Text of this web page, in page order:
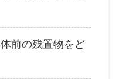
前の残置物をど